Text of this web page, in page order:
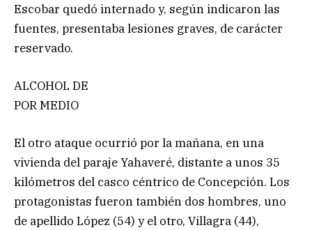
Escobar quedó internado y, según indicaron las
fuentes, presentaba lesiones graves, de carácter
reservado.
ALCOHOL DE
POR MEDIO
El otro ataque ocurrió por la mañana, en una
vivienda del paraje Yahaveré, distante a unos 35
kilómetros del casco céntrico de Concepción. Los
protagonistas fueron también dos hombres, uno
de apellido López (54) y el otro, Villagra (44),